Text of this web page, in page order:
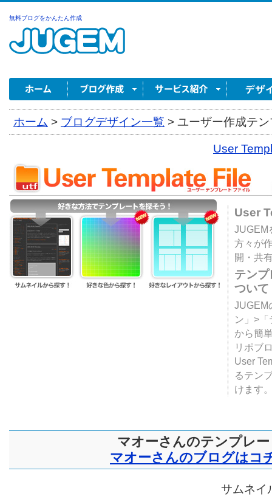
無料ブログをかんたん作成
ホーム > ブログデザイン一覧 > ユーザー作成テ
User
User
JUGEM
方々が
開・共
テン
ついて
JUGEM
ン」>
から簡
リポブ
User
るテン
けます
マオーさんのテンプレ
マオーさんのブログはコ
サムネイ